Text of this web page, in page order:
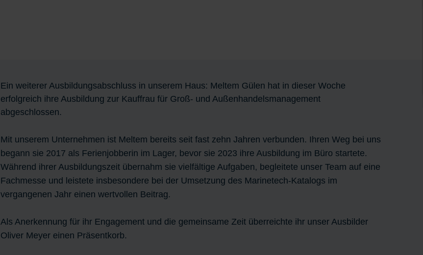
Ein weiterer Ausbildungsabschluss in unserem Haus: Meltem Gülen hat in dieser Woche
erfolgreich ihre Ausbildung zur Kauffrau für Groß- und Außenhandelsmanagement
abgeschlossen.
Mit unserem Unternehmen ist Meltem bereits seit fast zehn Jahren verbunden. Ihren Weg bei uns
begann sie 2017 als Ferienjobberin im Lager, bevor sie 2023 ihre Ausbildung im Büro startete.
Während ihrer Ausbildungszeit übernahm sie vielfältige Aufgaben, begleitete unser Team auf eine
Fachmesse und leistete insbesondere bei der Umsetzung des Marinetech-Katalogs im
vergangenen Jahr einen wertvollen Beitrag.
Als Anerkennung für ihr Engagement und die gemeinsame Zeit überreichte ihr unser Ausbilder
Oliver Meyer einen Präsentkorb.